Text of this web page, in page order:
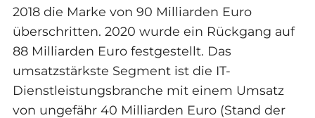
2018 die Marke von 90 Milliarden Euro
überschritten. 2020 wurde ein Rückgang auf
88 Milliarden Euro festgestellt. Das
umsatzstärkste Segment ist die IT-
Dienstleistungsbranche mit einem Umsatz
von ungefähr 40 Milliarden Euro (Stand der